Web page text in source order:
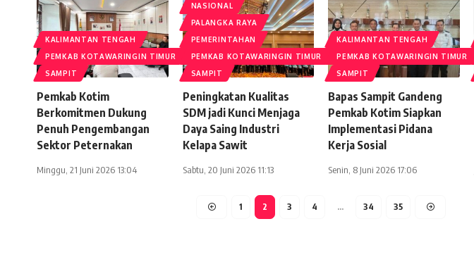
KALIMANTAN TENGAH
PEMKAB KOTAWARINGIN TIMUR
SAMPIT
Pemkab Kotim
Berkomitmen Dukung
Penuh Pengembangan
Sektor Peternakan
Minggu, 21 Juni 2026 13:04
NASIONAL
PALANGKA RAYA
PEMERINTAHAN
PEMKAB KOTAWARINGIN TIMUR
SAMPIT
Peningkatan Kualitas
SDM jadi Kunci Menjaga
Daya Saing Industri
Kelapa Sawit
Sabtu, 20 Juni 2026 11:13
KALIMANTAN TENGAH
PEMKAB KOTAWARINGIN TIMUR
SAMPIT
Bapas Sampit Gandeng
Pemkab Kotim Siapkan
Implementasi Pidana
Kerja Sosial
Senin, 8 Juni 2026 17:06
1 2 3 4 … 34 35